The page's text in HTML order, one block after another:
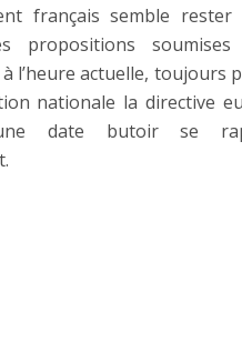
français semble rester
propositions
l’heure actuelle, toujours
nationale la directive
date butoir se